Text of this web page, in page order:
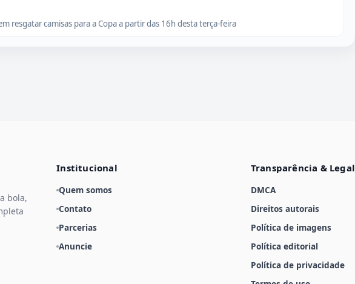
resgatar camisas para a Copa a partir das 16h desta terça-feira
bola,
Institucional
Quem somos
Contato
Parcerias
Anuncie
Transparência & Legal
DMCA
Direitos autorais
Política de imagens
Política editorial
Política de privacidade